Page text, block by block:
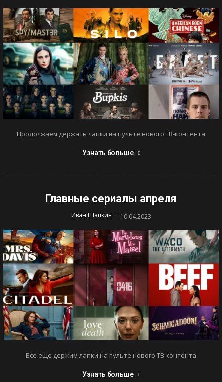
Продолжаем держать лапки на пульте нового ТВ-контента
Узнать больше
Главные сериалы апреля
Иван Шапкин - 10.04.2023
Все еще держим лапки на пульте нового ТВ-контента
Узнать больше